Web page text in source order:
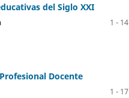
del Siglo XXI
1 - 14
Docente
1 - 17